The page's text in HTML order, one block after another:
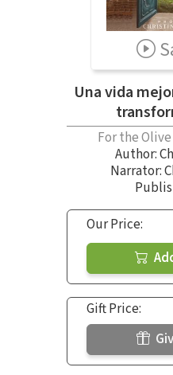
Una vida
For the
Author:
Narrator:
Our Price:
Gift Price: